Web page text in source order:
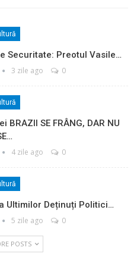
Securitate: Preotul Vasile…
3 zile ago 0
SE FRÂNG, DAR NU
4 zile ago 0
Ultimilor Deținuți Politici…
5 zile ago 0
POSTS